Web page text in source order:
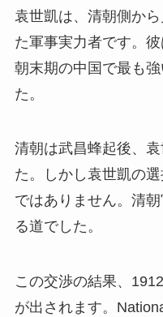
袁世凱は、清朝側か
た軍事実力者です。
朝末期の中国で最も
た。
清朝は武昌蜂起後、
た。しかし袁世凱の
ではありません。清
る道でした。
この交渉の結果、
が出されます。